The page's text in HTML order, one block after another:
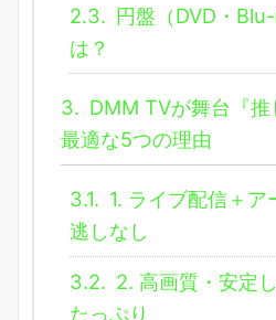
2.3. 円盤（DVD・
は？
3. DMM TVが舞台『推
最適な5つの理由
3.1. 1. ライブ配信＋
逃しなし
3.2. 2. 高画質・安定
たっぷり